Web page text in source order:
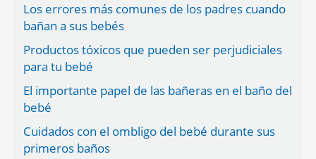
Los errores más comunes de los padres cuando
bañan a sus bebés
Productos tóxicos que pueden ser perjudiciales
para tu bebé
El importante papel de las bañeras en el baño del
bebé
Cuidados con el ombligo del bebé durante sus
primeros baños